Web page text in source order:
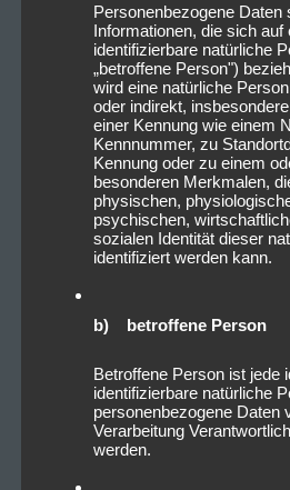
Personenbezogene Daten
Informationen, die sich auf
identifizierbare natürliche
„betroffene Person")
wird eine natürliche
oder indirekt,
einer Kennung wie einem
Kennnummer, zu
Kennung oder zu einem
besonderen Merkmalen,
physischen,
psychischen,
sozialen Identität dieser
identifiziert werden kann.
b) betroffene Person
Betroffene Person ist jede
identifizierbare natürliche
personenbezogene Daten
Verarbeitung
werden.